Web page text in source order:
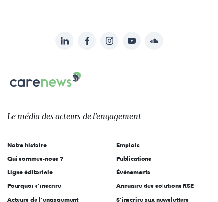
sur:
LinkedInFacebookInstagramYouTubeSoundcloud
Carenews,
Le
des
l'engagement
Le média des acteurs de l'engagement
Notre histoire
Qui sommes-nous ?
Ligne éditoriale
Pourquoi s'inscrire
Acteurs de l'engagement
Emplois
Publications
Évènements
Annuaire des solutions RSE
S'inscrire aux newsletters